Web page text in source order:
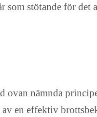
stötande för det
ovan nämnda
en effektiv